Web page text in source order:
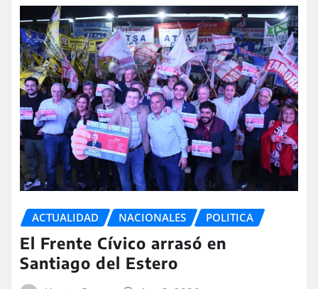
ACTUALIDAD NACIONALES POLITICA
El Frente Cívico arrasó en
Santiago del Estero